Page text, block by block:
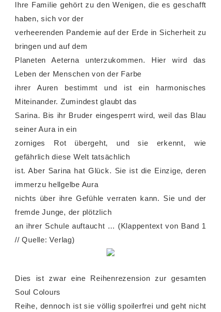
Ihre Familie gehört zu den Wenigen, die es geschafft
haben, sich vor der
verheerenden Pandemie auf der Erde in Sicherheit zu
bringen und auf dem
Planeten Aeterna unterzukommen. Hier wird das
Leben der Menschen von der Farbe
ihrer Auren bestimmt und ist ein harmonisches
Miteinander. Zumindest glaubt das
Sarina. Bis ihr Bruder eingesperrt wird, weil das Blau
seiner Aura in ein
zorniges Rot übergeht, und sie erkennt, wie
gefährlich diese Welt tatsächlich
ist. Aber Sarina hat Glück. Sie ist die Einzige, deren
immerzu hellgelbe Aura
nichts über ihre Gefühle verraten kann. Sie und der
fremde Junge, der plötzlich
an ihrer Schule auftaucht … (Klappentext von Band 1
// Quelle: Verlag)
Dies ist zwar eine Reihenrezension zur gesamten
Soul Colours
Reihe, dennoch ist sie völlig spoilerfrei und geht nicht